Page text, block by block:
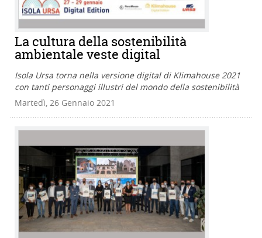
La cultura della sostenibilità
ambientale veste digital
Isola Ursa torna nella versione digital di Klimahouse 2021
con tanti personaggi illustri del mondo della sostenibilità
Martedì, 26 Gennaio 2021